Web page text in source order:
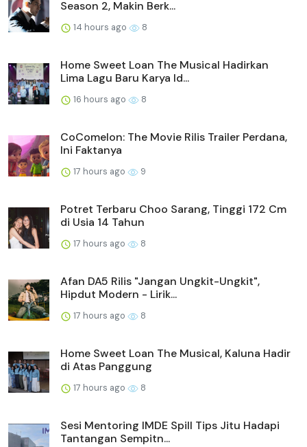
Season 2, Makin Berk...
14 hours ago 8
Home Sweet Loan The Musical Hadirkan
Lima Lagu Baru Karya Id...
16 hours ago 8
CoComelon: The Movie Rilis Trailer Perdana,
Ini Faktanya
17 hours ago 9
Potret Terbaru Choo Sarang, Tinggi 172 Cm
di Usia 14 Tahun
17 hours ago 8
Afan DA5 Rilis "Jangan Ungkit-Ungkit",
Hipdut Modern - Lirik...
17 hours ago 8
Home Sweet Loan The Musical, Kaluna Hadir
di Atas Panggung
17 hours ago 8
Sesi Mentoring IMDE Spill Tips Jitu Hadapi
Tantangan Sempitn...